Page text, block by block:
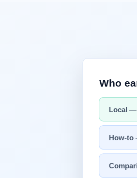
교과서를 집필했는지 살펴보았습니
돌파하기 위해 인류는 수천, 수만
입니다.
행합니다. 이 과정은 수많은 고성능
엔진의 인덱스를 만들고, 밀려드는